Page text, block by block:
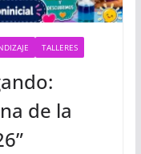
TALLERES
de la